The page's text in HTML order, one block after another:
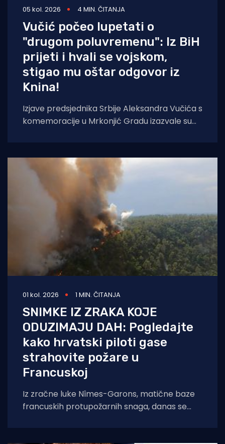
05 kol. 2026 4 MIN. ČITANJA
Vučić počeo lupetati o
"drugom poluvremenu": Iz BiH
prijeti i hvali se vojskom,
stigao mu oštar odgovor iz
Knina!
Izjave predsjednika Srbije Aleksandra Vučića s
komemoracije u Mrkonjić Gradu izazvale su
01 kol. 2026 1 MIN. ČITANJA
SNIMKE IZ ZRAKA KOJE
ODUZIMAJU DAH: Pogledajte
kako hrvatski piloti gase
strahovite požare u
Francuskoj
Iz zračne luke Nîmes-Garons, matične baze
francuskih protupožarnih snaga, danas se